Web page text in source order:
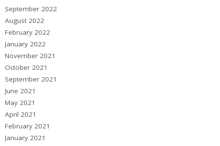
September 2022
August 2022
February 2022
January 2022
November 2021
October 2021
September 2021
June 2021
May 2021
April 2021
February 2021
January 2021